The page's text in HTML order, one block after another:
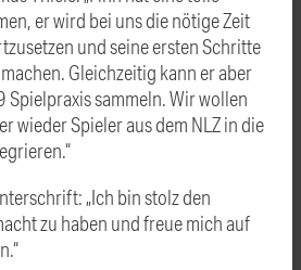
er wird bei uns die nötige Zeit
und seine ersten Schritte
Gleichzeitig kann er aber
Spielpraxis sammeln. Wir wollen
wieder Spieler aus dem NLZ in die
„Ich bin stolz den
zu haben und freue mich auf